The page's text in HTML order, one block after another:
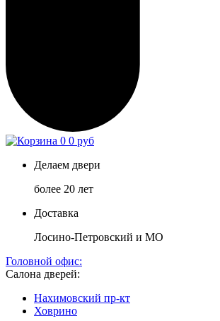
0 0 руб
Делаем двери
более 20 лет
Доставка
Лосино-Петровский и МО
Головной офис:
Салона дверей:
Нахимовский пр-кт
Ховрино